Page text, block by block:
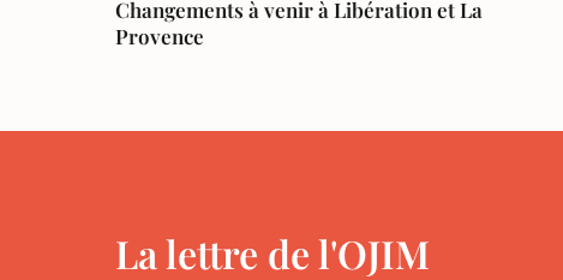
Changements à venir à Libération et La
Provence
La lettre de l'OJIM